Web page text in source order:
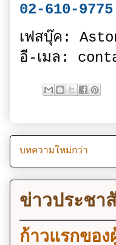
02-610-
เฟสบุ๊ค:
อี-เมล:
บทความใหม่กว่า
ข่าวประชา
ก้าวแรกข